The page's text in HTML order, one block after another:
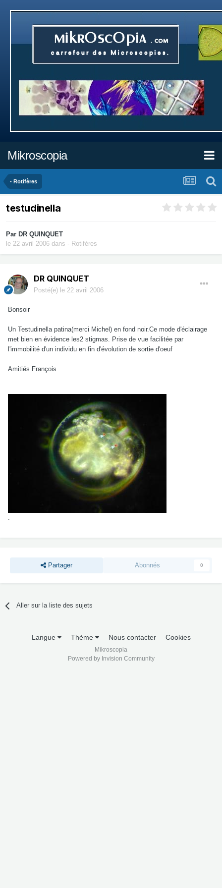
Mikroscopia
- Rotifères
testudinella
Par DR QUINQUET
le 22 avril 2006 dans - Rotifères
DR QUINQUET
Posté(e) le 22 avril 2006
Bonsoir
Un Testudinella patina(merci Michel) en fond noir.Ce mode d'éclairage
met bien en évidence les2 stigmas. Prise de vue facilitée par
l'immobilité d'un individu en fin d'évolution de sortie d'oeuf
Amitiés François
.
Partager Abonnés 0
Aller sur la liste des sujets
Langue Thème Nous contacter Cookies
Mikroscopia
Powered by Invision Community